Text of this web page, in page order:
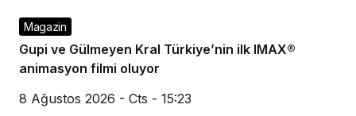
Magazin
Gupi ve Gülmeyen Kral Türkiye’nin ilk IMAX®
animasyon filmi oluyor
8 Ağustos 2026 - Cts - 15:23